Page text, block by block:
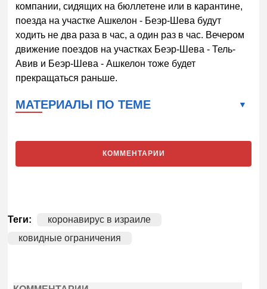
компании, сидящих на бюллетене или в карантине,
поезда на участке Ашкелон - Беэр-Шева будут
ходить не два раза в час, а один раз в час. Вечером
движение поездов на участках Беэр-Шева - Тель-
Авив и Беэр-Шева - Ашкелон тоже будет
прекращаться раньше.
МАТЕРИАЛЫ ПО ТЕМЕ
КОММЕНТАРИИ
Теги:
коронавирус в израиле
ковидные ограничения